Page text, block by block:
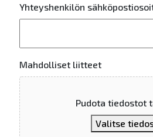
Yhteyshenkilön
Mahdolliset liitteet
Pudota tiedostot
Valitse